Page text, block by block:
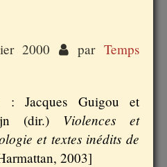
2000 parTemps
: Jacques Guigou et
(dir.) Violences et
et textes inédits de
2003]